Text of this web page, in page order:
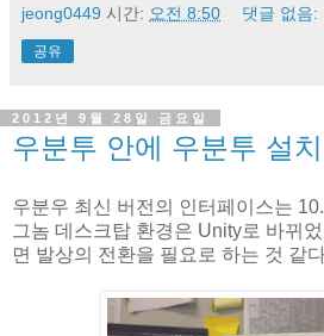
jeong0449 시간: 오전 8:50 댓글 없음:
공유
2012년 9월 28일 금요일
우분투 안에 우분투 설치
우분우 최신 버전의 인터페이스는
그놈 데스크탑 환경은 Unity로 바뀌
면 발상의 전환을 필요로 하는 것 같